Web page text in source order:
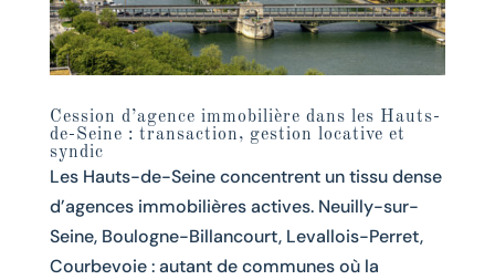
Cession d’agence immobilière dans les Hauts-
de-Seine : transaction, gestion locative et
syndic
Les Hauts-de-Seine concentrent un tissu dense
d’agences immobilières actives. Neuilly-sur-
Seine, Boulogne-Billancourt, Levallois-Perret,
Courbevoie : autant de communes où la